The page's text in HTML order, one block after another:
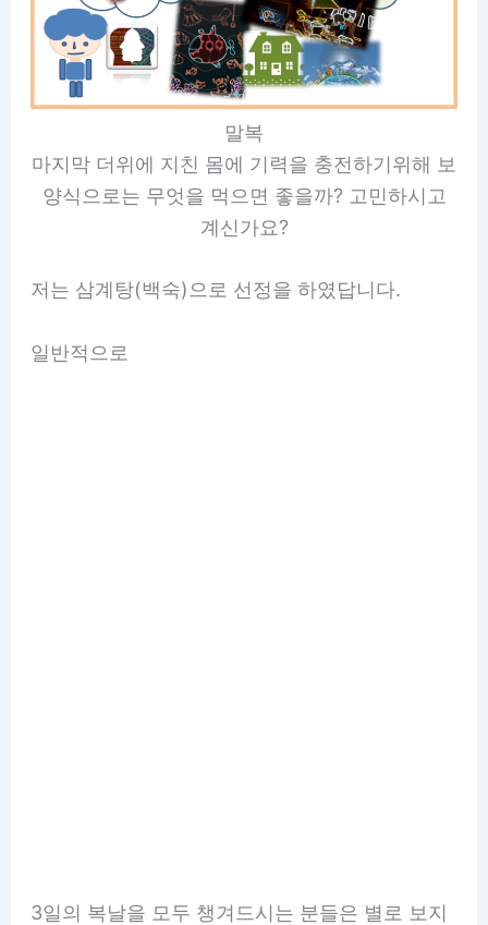
말복
마지막 더위에 지친 몸에 기력을 충전하기위해 보
양식으로는 무엇을 먹으면 좋을까? 고민하시고
계신가요?
저는 삼계탕(백숙)으로 선정을 하였답니다.
일반적으로
3일의 복날을 모두 챙겨드시는 분들은 별로 보지